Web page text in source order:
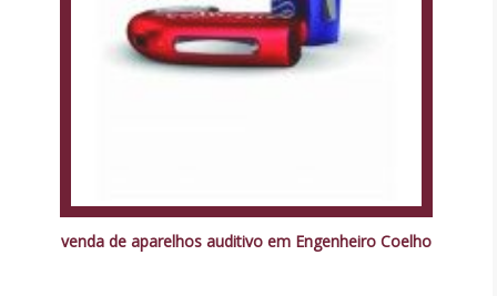
venda de aparelhos auditivo em Engenheiro Coelho